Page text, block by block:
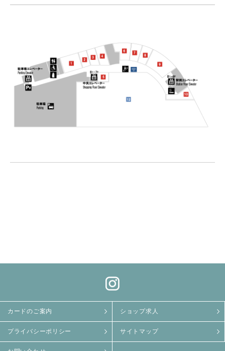
カードのご案内 ショップ求人
プライバシーポリシー サイトマップ